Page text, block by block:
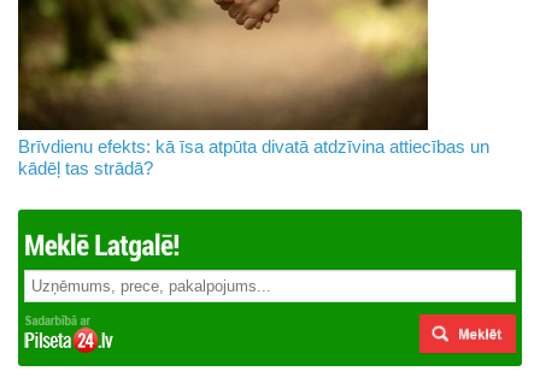
Brīvdienu efekts: kā īsa atpūta divatā atdzīvina attiecības un
kādēļ tas strādā?